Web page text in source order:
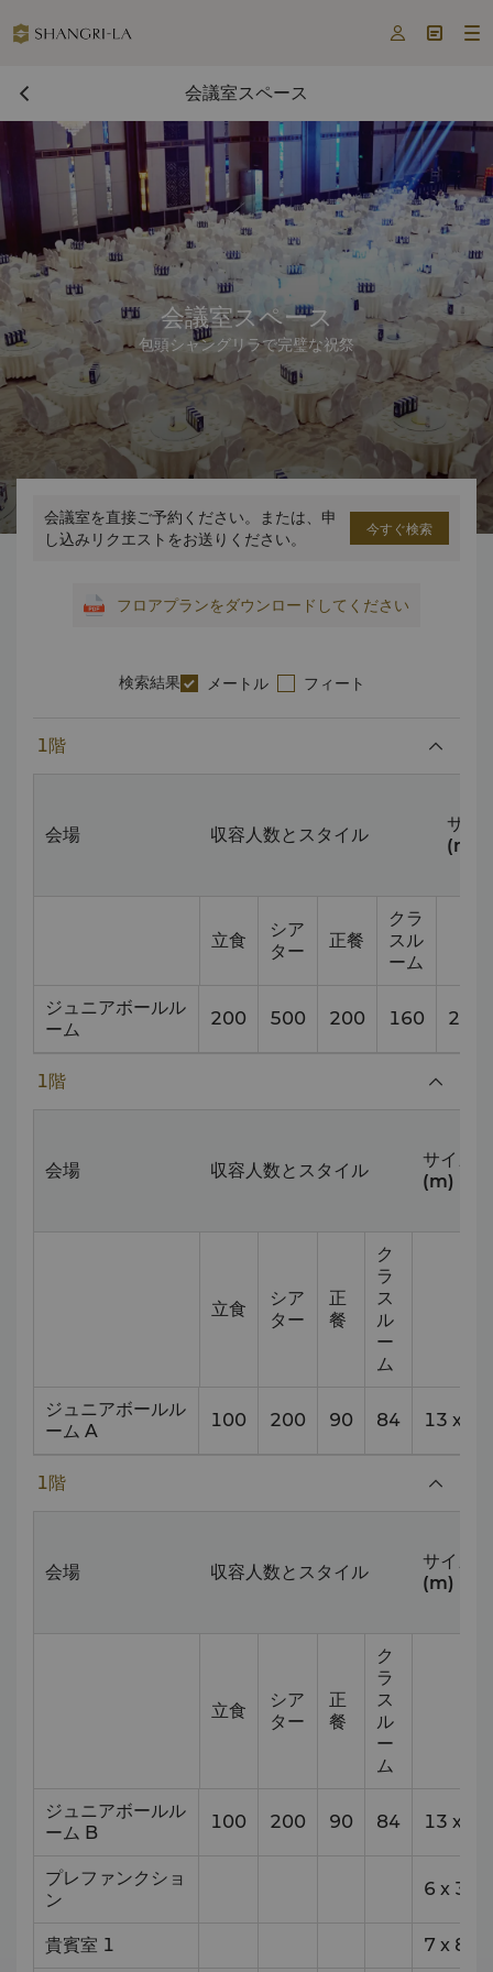
  
会議室スペース
会議室スペース
包頭シャングリラで完璧な祝祭
会議室を直接ご予約ください。または、申
し込みリクエストをお送りください。
今すぐ検索
フロアプランをダウンロードしてください
検索結果 メートル フィート
1階
会場 収容人数とスタイル
サイ
(m)
立食
シア
ター
正餐
クラ
スル
ーム
ジュニアボールル
ーム
200 500 200 160 26
1階
会場 収容人数とスタイル
サイズ
(m)
立食
シア
ター
正
餐
ク
ラ
ス
ル
ー
ム
ジュニアボールル
ーム A
100 200 90 84 13 x
1階
会場 収容人数とスタイル
サイズ
(m)
立食
シア
ター
正
餐
ク
ラ
ス
ル
ー
ム
ジュニアボールル
ーム B
100 200 90 84 13 x
プレファンクショ
ン
6 x 35
貴賓室 1 7 x 8.6